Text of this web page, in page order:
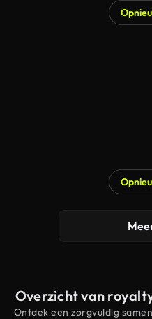
Overzicht van
Ontdek een zorgvuldig